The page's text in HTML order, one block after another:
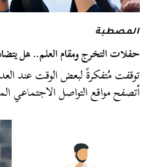
المصطبة
حفلات التخرج ومقام العلم.. هل
توقفت مُتفكرةً لبعض الوقت عند
أتصفح مواقع التواصل الاجتماعي